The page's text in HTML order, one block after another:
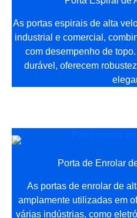
As portas espirais de alta
industrial e comercial,
com desempenho de
durável, oferecem
Porta de Enrolar
As portas de enrolar de
amplamente utilizadas em
várias indústrias, como